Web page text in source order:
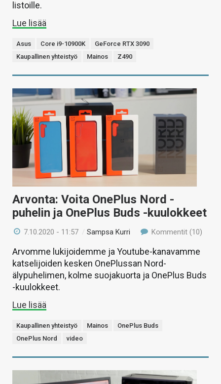
listoille.
Lue lisää
Asus Core i9-10900K
GeForce RTX 3090
Kaupallinen yhteistyö
Mainos Z490
Arvonta: Voita OnePlus Nord -
puhelin ja OnePlus Buds -kuulokkeet
7.10.2020 - 11:57 /Sampsa Kurri Kommentit (10)
Arvomme lukijoidemme ja Youtube-kanavamme
katselijoiden kesken OnePlussan Nord-
älypuhelimen, kolme suojakuorta ja OnePlus Buds
-kuulokkeet.
Lue lisää
Kaupallinen yhteistyö Mainos
OnePlus Buds
OnePlus Nord
video